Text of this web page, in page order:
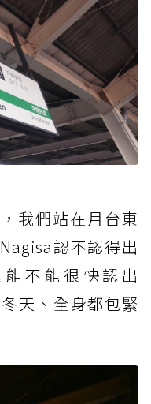
我們站在月台東
認不認得出
不能很快認出
天、全身都包緊